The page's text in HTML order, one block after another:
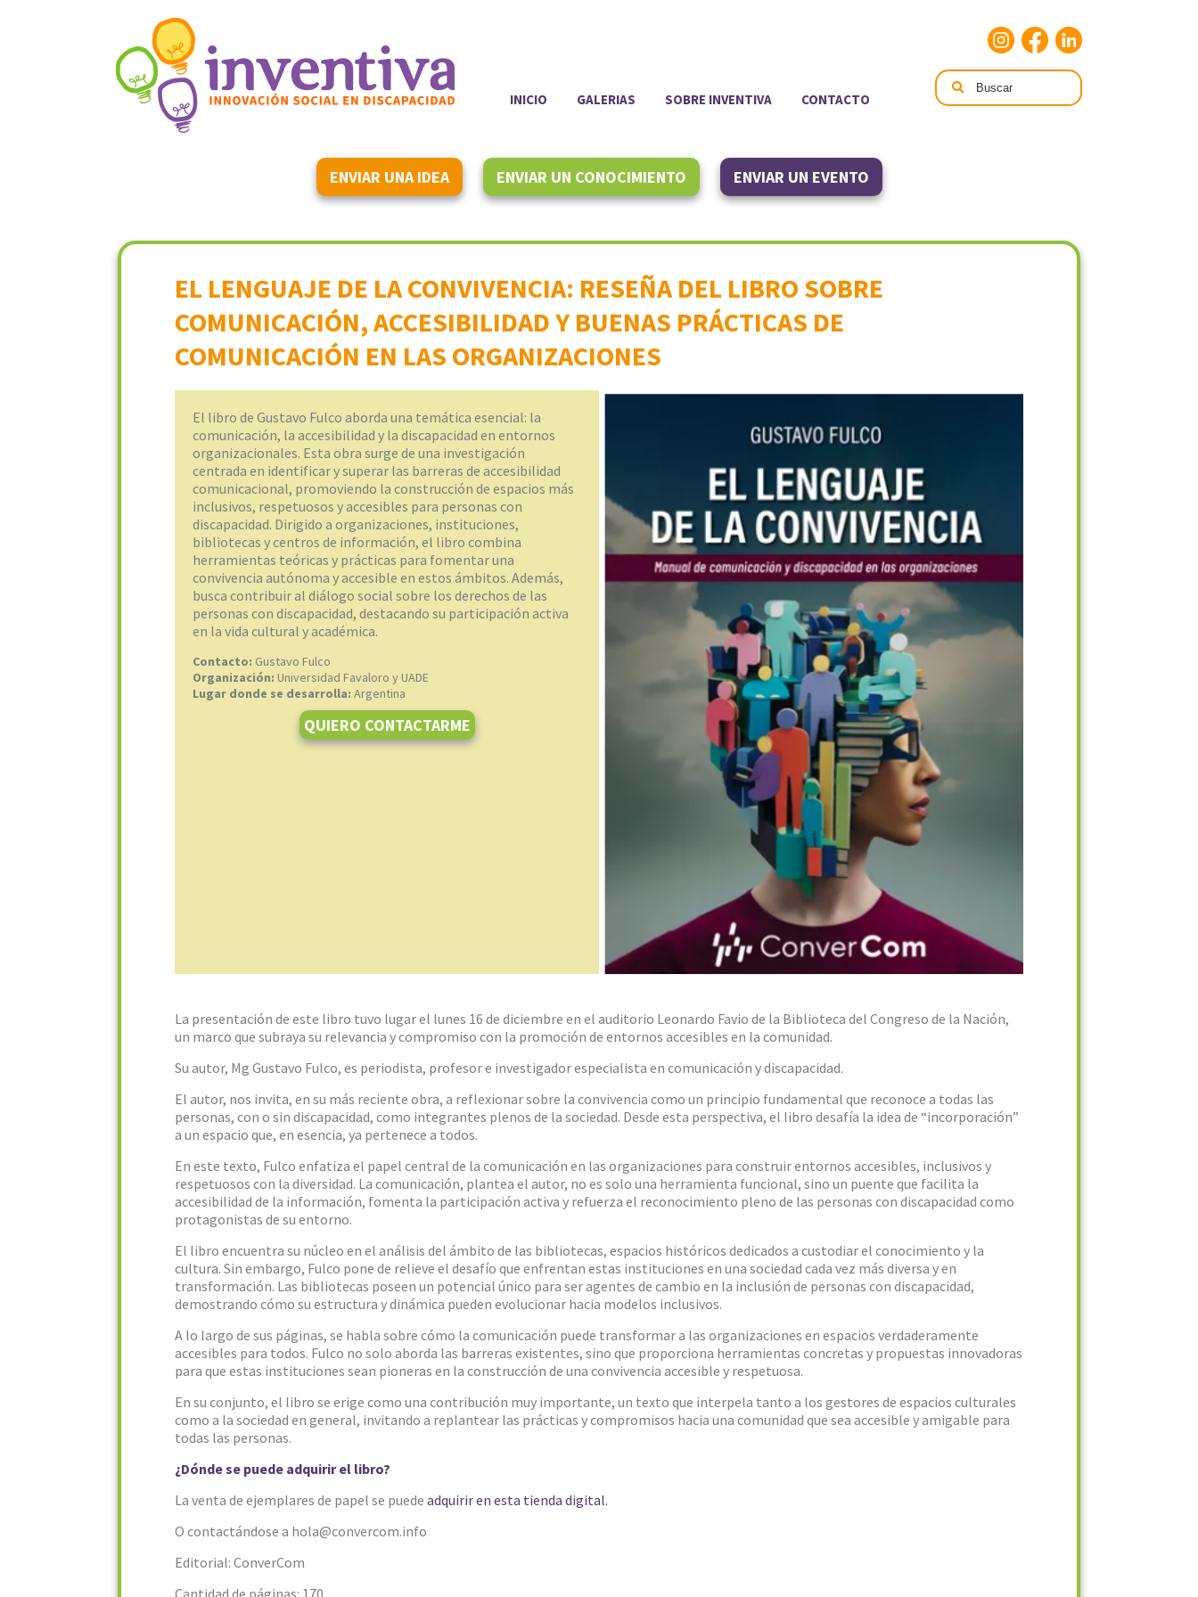
INICIO GALERIAS SOBRE INVENTIVA CONTACTO
ENVIAR UNA IDEA ENVIAR UN CONOCIMIENTO ENVIAR UN EVENTO
EL LENGUAJE DE LA CONVIVENCIA: RESEÑA DEL LIBRO SOBRE
COMUNICACIÓN, ACCESIBILIDAD Y BUENAS PRÁCTICAS DE
COMUNICACIÓN EN LAS ORGANIZACIONES
El libro de Gustavo Fulco aborda una temática esencial: la
comunicación, la accesibilidad y la discapacidad en entornos
organizacionales. Esta obra surge de una investigación
centrada en identificar y superar las barreras de accesibilidad
comunicacional, promoviendo la construcción de espacios más
inclusivos, respetuosos y accesibles para personas con
discapacidad. Dirigido a organizaciones, instituciones,
bibliotecas y centros de información, el libro combina
herramientas teóricas y prácticas para fomentar una
convivencia autónoma y accesible en estos ámbitos. Además,
busca contribuir al diálogo social sobre los derechos de las
personas con discapacidad, destacando su participación activa
en la vida cultural y académica.
Contacto: Gustavo Fulco
Organización: Universidad Favaloro y UADE
Lugar donde se desarrolla: Argentina
QUIERO CONTACTARME
La presentación de este libro tuvo lugar el lunes 16 de diciembre en el auditorio Leonardo Favio de la Biblioteca del Congreso de la Nación,
un marco que subraya su relevancia y compromiso con la promoción de entornos accesibles en la comunidad.
Su autor, Mg Gustavo Fulco, es periodista, profesor e investigador especialista en comunicación y discapacidad.
El autor, nos invita, en su más reciente obra, a reflexionar sobre la convivencia como un principio fundamental que reconoce a todas las
personas, con o sin discapacidad, como integrantes plenos de la sociedad. Desde esta perspectiva, el libro desafía la idea de “incorporación”
a un espacio que, en esencia, ya pertenece a todos.
En este texto, Fulco enfatiza el papel central de la comunicación en las organizaciones para construir entornos accesibles, inclusivos y
respetuosos con la diversidad. La comunicación, plantea el autor, no es solo una herramienta funcional, sino un puente que facilita la
accesibilidad de la información, fomenta la participación activa y refuerza el reconocimiento pleno de las personas con discapacidad como
protagonistas de su entorno.
El libro encuentra su núcleo en el análisis del ámbito de las bibliotecas, espacios históricos dedicados a custodiar el conocimiento y la
cultura. Sin embargo, Fulco pone de relieve el desafío que enfrentan estas instituciones en una sociedad cada vez más diversa y en
transformación. Las bibliotecas poseen un potencial único para ser agentes de cambio en la inclusión de personas con discapacidad,
demostrando cómo su estructura y dinámica pueden evolucionar hacia modelos inclusivos.
A lo largo de sus páginas, se habla sobre cómo la comunicación puede transformar a las organizaciones en espacios verdaderamente
accesibles para todos. Fulco no solo aborda las barreras existentes, sino que proporciona herramientas concretas y propuestas innovadoras
para que estas instituciones sean pioneras en la construcción de una convivencia accesible y respetuosa.
En su conjunto, el libro se erige como una contribución muy importante, un texto que interpela tanto a los gestores de espacios culturales
como a la sociedad en general, invitando a replantear las prácticas y compromisos hacia una comunidad que sea accesible y amigable para
todas las personas.
¿Dónde se puede adquirir el libro?
La venta de ejemplares de papel se puede adquirir en esta tienda digital.
O contactándose a hola@convercom.info
Editorial: ConverCom
Cantidad de páginas: 170